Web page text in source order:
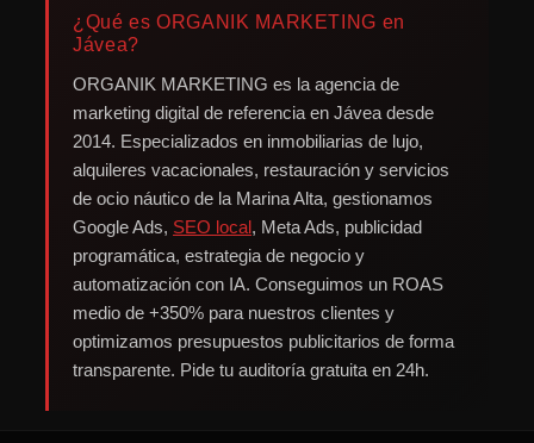
¿Qué es ORGANIK MARKETING en
Jávea?
ORGANIK MARKETING es la agencia de
marketing digital de referencia en Jávea desde
2014. Especializados en inmobiliarias de lujo,
alquileres vacacionales, restauración y servicios
de ocio náutico de la Marina Alta, gestionamos
Google Ads, SEO local, Meta Ads, publicidad
programática, estrategia de negocio y
automatización con IA. Conseguimos un ROAS
medio de +350% para nuestros clientes y
optimizamos presupuestos publicitarios de forma
transparente. Pide tu auditoría gratuita en 24h.